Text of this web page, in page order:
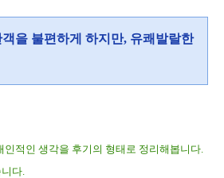
을 불편하게 하지만, 유쾌발랄한
인적인 생각을 후기의 형태로 정리해봅니다.
다.